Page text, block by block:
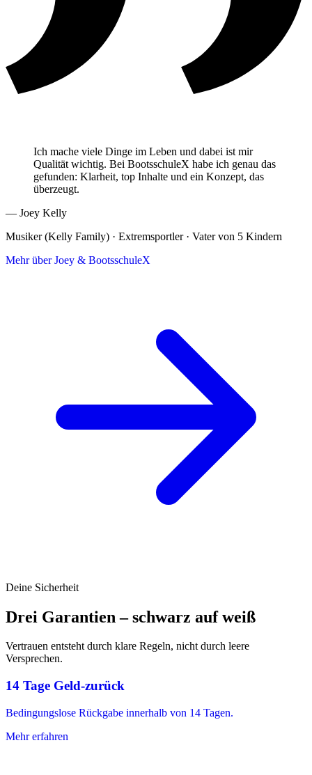
Ich mache viele Dinge im Leben und dabei ist mir
Qualität wichtig. Bei BootsschuleX habe ich genau das
gefunden: Klarheit, top Inhalte und ein Konzept, das
überzeugt.
— Joey Kelly
Musiker (Kelly Family) · Extremsportler · Vater von 5 Kindern
Mehr über Joey & BootsschuleX
Deine Sicherheit
Drei Garantien – schwarz auf weiß
Vertrauen entsteht durch klare Regeln, nicht durch leere
Versprechen.
14 Tage Geld-zurück
Bedingungslose Rückgabe innerhalb von 14 Tagen.
Mehr erfahren